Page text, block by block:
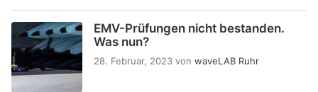
EMV-Prüfungen nicht bestanden.
Was nun?
28. Februar, 2023 von waveLAB Ruhr